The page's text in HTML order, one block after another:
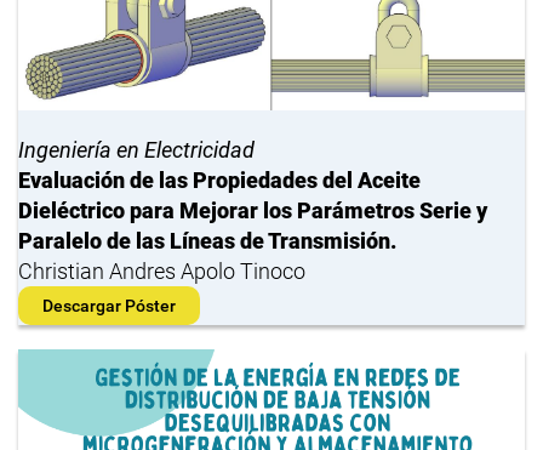
Ingeniería en Electricidad
Evaluación de las Propiedades del Aceite
Dieléctrico para Mejorar los Parámetros Serie y
Paralelo de las Líneas de Transmisión.
Christian Andres Apolo Tinoco
Descargar Póster